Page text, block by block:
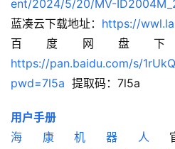
ent/2024/5/20/MV-
蓝凑云下载地址： https://
百度网盘
https://pan.baidu.com/s/
pwd=7l5a 提取码：7l5a
用户手册
海康机器人